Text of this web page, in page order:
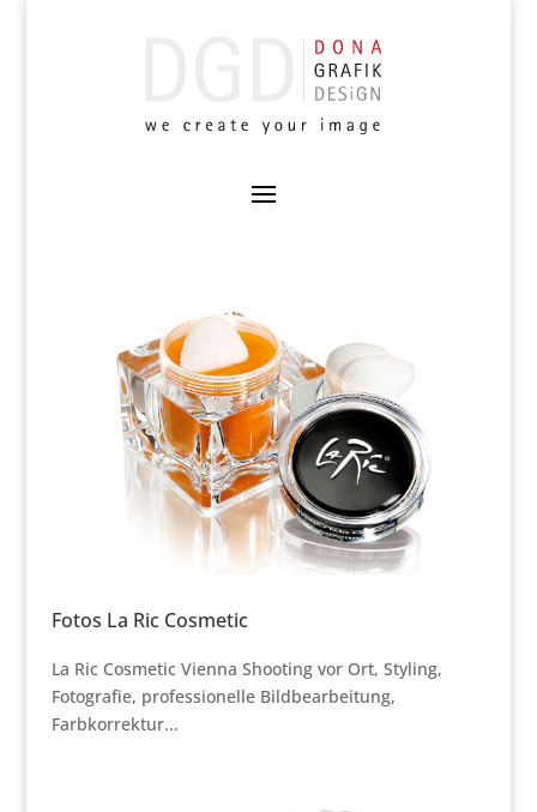
Fotos La Ric Cosmetic
La Ric Cosmetic Vienna Shooting vor Ort, Styling,
Fotografie, professionelle Bildbearbeitung,
Farbkorrektur...